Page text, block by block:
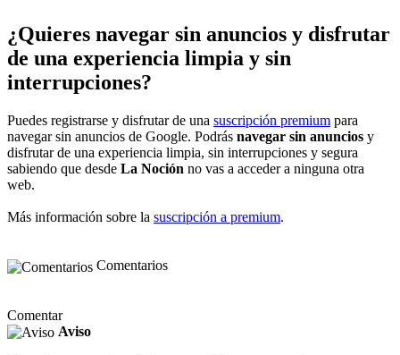
¿Quieres navegar sin anuncios y disfrutar
de una experiencia limpia y sin
interrupciones?
Puedes registrarse y disfrutar de una suscripción premium para
navegar sin anuncios de Google. Podrás navegar sin anuncios y
disfrutar de una experiencia limpia, sin interrupciones y segura
sabiendo que desde La Noción no vas a acceder a ninguna otra
web.
Más información sobre la suscripción a premium.
Comentarios
Comentar
Aviso